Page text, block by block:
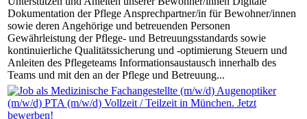
Dokumentation der Pflege Ansprechpartner/in für Bewohner/innen
sowie deren Angehörige und betreuenden Personen
Gewährleistung der Pflege- und Betreuungsstandards sowie
kontinuierliche Qualitätssicherung und -optimierung Steuern und
Anleiten des Pflegeteams Informationsaustausch innerhalb des
Teams und mit den an der Pflege und Betreuung...